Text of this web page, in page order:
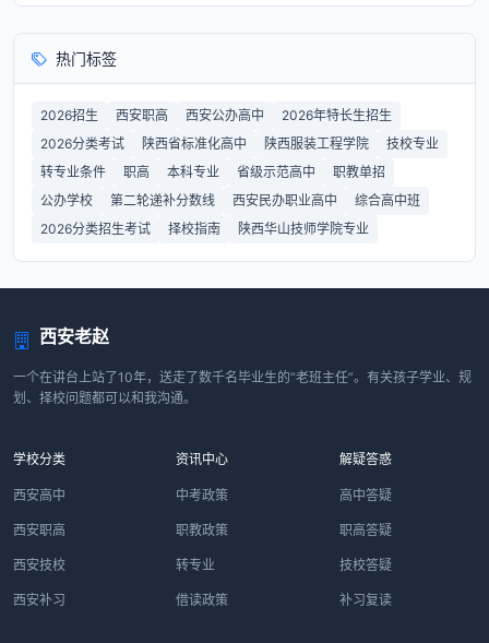
热门标签
2026招生 西安职高 西安公办高中
2026年特长生招生
2026分类考试
陕西省标准化高中 陕西服装工程学院
技校专业
转专业条件
职高 本科专业 省级示范高中
职教单招
公办学校
第二轮递补分数线 西安民办职业高中
综合高中班
2026分类招生考试
择校指南 陕西华山技师学院专业
西安老赵
一个在讲台上站了10年，送走了数千名毕业生的“老班主任”。有关孩子学业、规
划、择校问题都可以和我沟通。
学校分类
西安高中
西安职高
西安技校
西安补习
资讯中心
中考政策
职教政策
转专业
借读政策
解疑答惑
高中答疑
职高答疑
技校答疑
补习复读